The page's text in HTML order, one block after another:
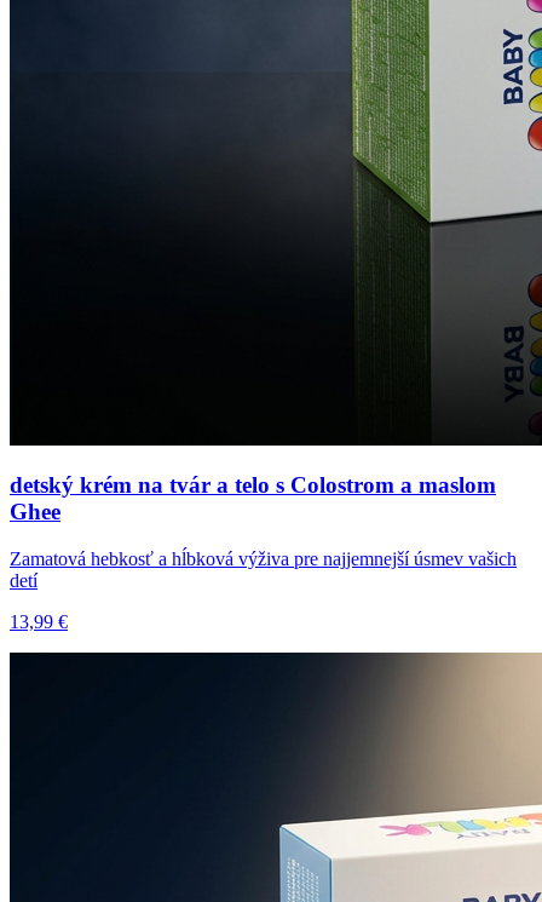
detský krém na tvár a telo s Colostrom a maslom
Ghee
Zamatová hebkosť a hĺbková výživa pre najjemnejší úsmev vašich
detí
13,99 €